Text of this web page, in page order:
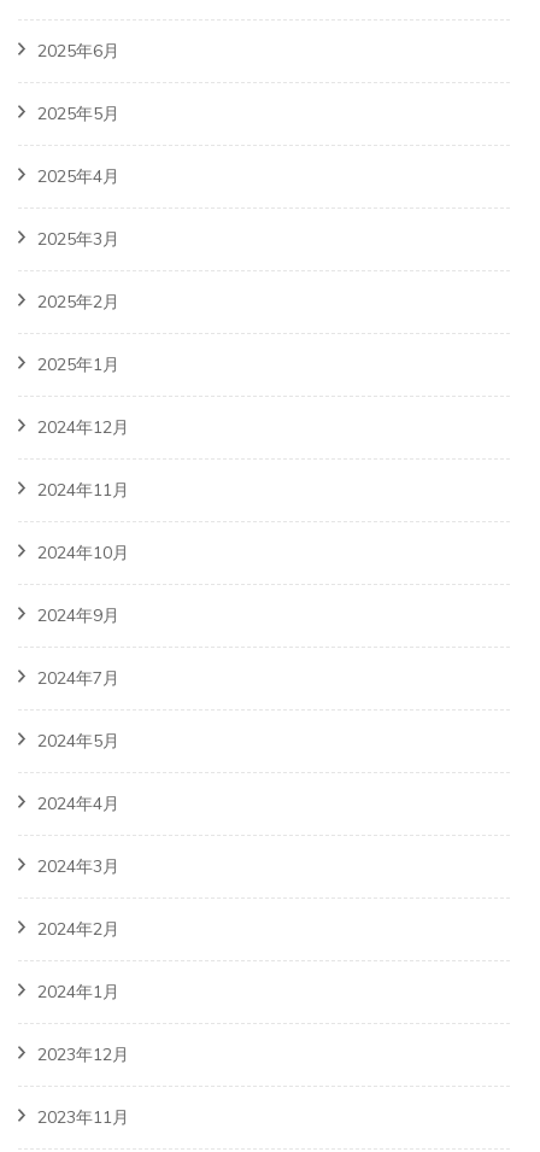
2025年6月
2025年5月
2025年4月
2025年3月
2025年2月
2025年1月
2024年12月
2024年11月
2024年10月
2024年9月
2024年7月
2024年5月
2024年4月
2024年3月
2024年2月
2024年1月
2023年12月
2023年11月